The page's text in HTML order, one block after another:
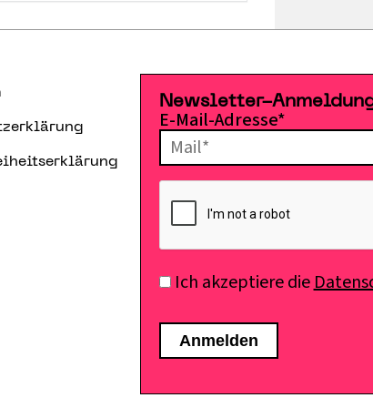
Newsletter-
E-Mail-Adresse*
Ich akzeptiere die